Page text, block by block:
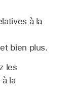
à la
bien plus.
les
la